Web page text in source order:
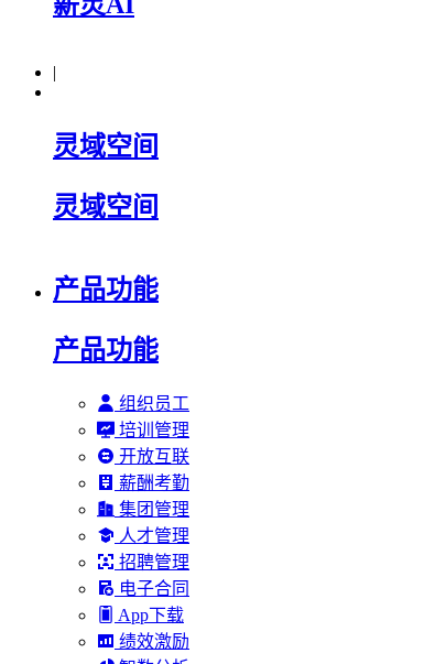
|
灵域空间
灵域空间
产品功能
产品功能
组织员工
培训管理
开放互联
薪酬考勤
集团管理
人才管理
招聘管理
电子合同
App下载
绩效激励